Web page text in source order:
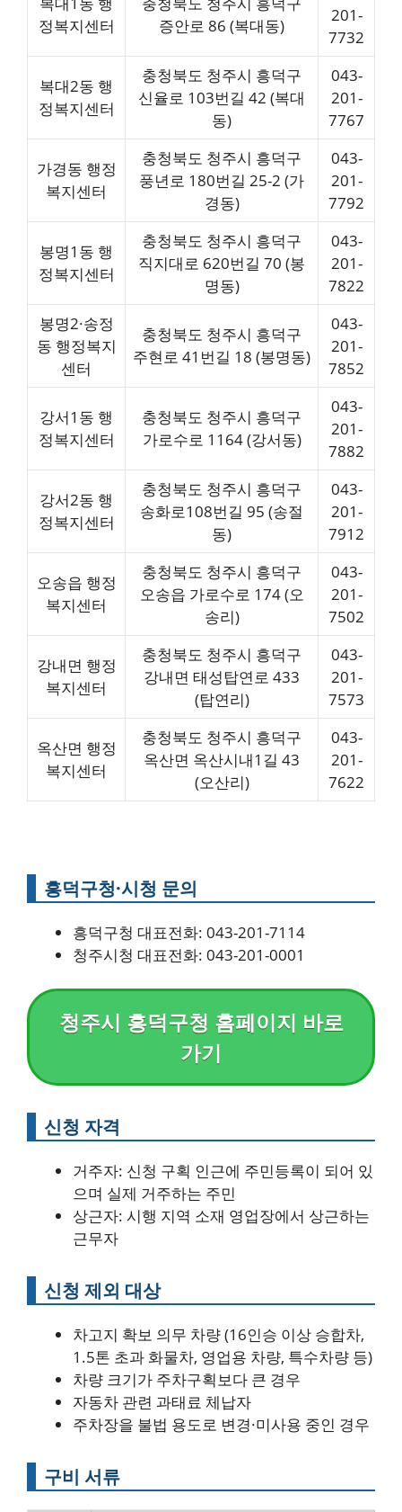
정복지센터
증안로 86 (복대동)
201-
7732
복대2동 행
정복지센터
충청북도 청주시 흥덕구
신율로 103번길 42 (복대
동)
043-
201-
7767
가경동 행정
복지센터
충청북도 청주시 흥덕구
풍년로 180번길 25-2 (가
경동)
043-
201-
7792
봉명1동 행
정복지센터
충청북도 청주시 흥덕구
직지대로 620번길 70 (봉
명동)
043-
201-
7822
봉명2·송정
동 행정복지
센터
충청북도 청주시 흥덕구
주현로 41번길 18 (봉명동)
043-
201-
7852
강서1동 행
정복지센터
충청북도 청주시 흥덕구
가로수로 1164 (강서동)
043-
201-
7882
강서2동 행
정복지센터
충청북도 청주시 흥덕구
송화로108번길 95 (송절
동)
043-
201-
7912
오송읍 행정
복지센터
충청북도 청주시 흥덕구
오송읍 가로수로 174 (오
송리)
043-
201-
7502
강내면 행정
복지센터
충청북도 청주시 흥덕구
강내면 태성탑연로 433
(탑연리)
043-
201-
7573
옥산면 행정
복지센터
충청북도 청주시 흥덕구
옥산면 옥산시내1길 43
(오산리)
043-
201-
7622
흥덕구청·시청 문의
흥덕구청 대표전화: 043-201-7114
청주시청 대표전화: 043-201-0001
청주시 흥덕구청 홈페이지 바로
가기
신청 자격
거주자: 신청 구획 인근에 주민등록이 되어 있
으며 실제 거주하는 주민
상근자: 시행 지역 소재 영업장에서 상근하는
근무자
신청 제외 대상
차고지 확보 의무 차량 (16인승 이상 승합차,
1.5톤 초과 화물차, 영업용 차량, 특수차량 등)
차량 크기가 주차구획보다 큰 경우
자동차 관련 과태료 체납자
주차장을 불법 용도로 변경·미사용 중인 경우
구비 서류